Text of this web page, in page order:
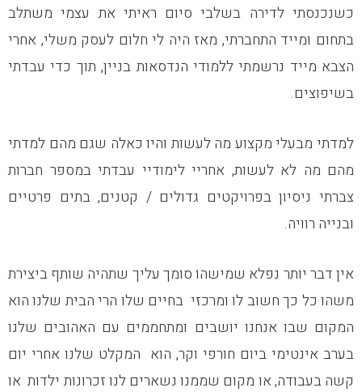
כשנכנסתי לדירה בשלבי סיום ראיתי את עצמי משתלב
בתחום ומייד התחברתי, מאז היה לי חלום לעסק משלי, אחרי
הצבא מייד נרשמתי ללמודי הנדסאות בניין, תוך כדי עבדתי
בשיפוצים.
למדתי מבעלי מקצוע מה לעשות והיו כאלה שגם מהם למדתי
מהם מה לא לעשות, אחריי לימודיי עבדתי במספר חברות
צברתי ניסיון בפרויקטים גדולים / קטנים, בתים פרטיים
ובנייה רוויה.
אין דבר יותר נפלא שמישהו סומך עליך שתהיה שותף ביצירת
משהו כל כך חשוב לו ומרכזי בחיים שלו הרי הבית שלנו הוא
המקום שבו אנחנו יושבים ומתחממים עם האהובים שלנו
בערב אינטימי ביום חורפי וקר, הוא המקלט שלנו אחרי יום
קשה בעבודה, או מקום שממנו נשארים לנו זכרונות ילדות או